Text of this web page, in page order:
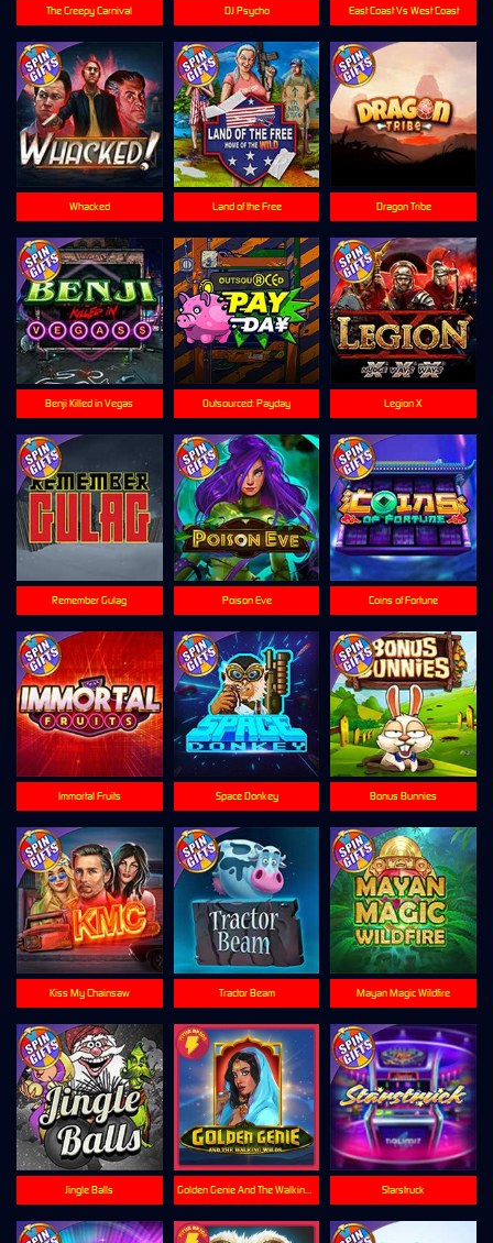
Outsourced: Payday
Kiss My Chainsaw Tractor Beam
Space Donkey
Land of the Free
Starstruck
Benji Killed in Vegas
Poison Eve
Golden Genie And The Walking Wilds
Dragon Tribe
Immortal Fruits
Coins of Fortune
Mayan Magic Wildfire
Legion X
Bonus Bunnies
DJ Psycho East Coast Vs West Coast
The Creepy Carnival
Whacked
Jingle Balls
Remember Gulag